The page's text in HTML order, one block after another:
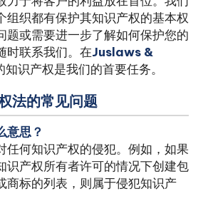
组织都有保护其知识产权的基本权
题或需要进一步了解如何保护您的
时联系我们。在Juslaws &
知识产权是我们的首要任务。
法的常见问题
意思？
任何知识产权的侵犯。例如，如果
识产权所有者许可的情况下创建包
商标的列表，则属于侵犯知识产